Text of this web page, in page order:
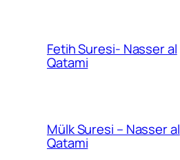
Fetih Suresi- Nasser al
Qatami
Mülk Suresi – Nasser al
Qatami